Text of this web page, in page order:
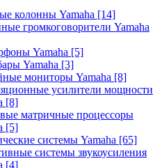
колонны Yamaha [14]
громкоговорители Yamaha
Yamaha [5]
Yamaha [3]
мониторы Yamaha [8]
усилители мощности
[8]
матричные процессоры
[5]
системы Yamaha [65]
системы звукоусиления
[4]